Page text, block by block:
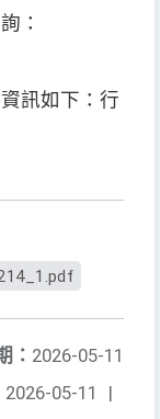
：
訊如下：行
： 2026-05-11
2026-05-11 |